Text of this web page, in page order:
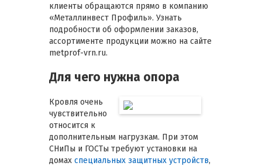
клиенты обращаются прямо в компанию
«Металлинвест Профиль». Узнать
подробности об оформлении заказов,
ассортименте продукции можно на сайте
metprof-vrn.ru.
Для чего нужна опора
Кровля очень
чувствительно
относится к
дополнительным нагрузкам. При этом
СНиПы и ГОСТы требуют установки на
домах специальных защитных устройств,